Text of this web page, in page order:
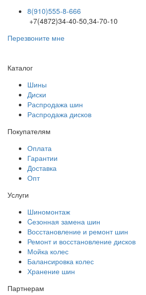
8(910)555-8-666
+7(4872)34-40-50,34-70-10
Перезвоните мне
Каталог
Шины
Диски
Распродажа шин
Распродажа дисков
Покупателям
Оплата
Гарантии
Доставка
Опт
Услуги
Шиномонтаж
Cезонная замена шин
Восстановление и ремонт шин
Ремонт и восстановление дисков
Мойка колес
Балансировка колес
Хранение шин
Партнерам